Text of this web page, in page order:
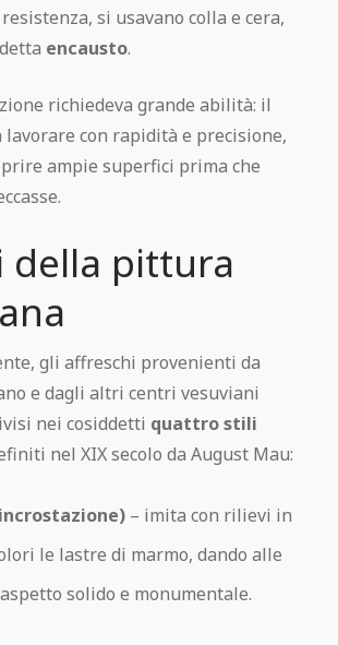
si usavano colla e cera,
encausto.
richiedeva grande abilità: il
lavorare con rapidità e precisione,
ampie superfici prima che
della pittura
gli affreschi provenienti da
e dagli altri centri vesuviani
nei cosiddetti quattro stili
nel XIX secolo da August Mau:
– imita con rilievi in
le lastre di marmo, dando alle
solido e monumentale.